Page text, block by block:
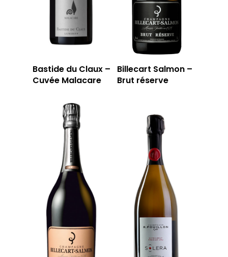
Bastide du Claux –
Cuvée Malacare
Billecart Salmon –
Brut réserve